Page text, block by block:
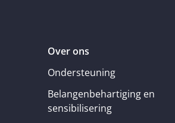
Over ons
Ondersteuning
Belangenbehartiging en
sensibilisering